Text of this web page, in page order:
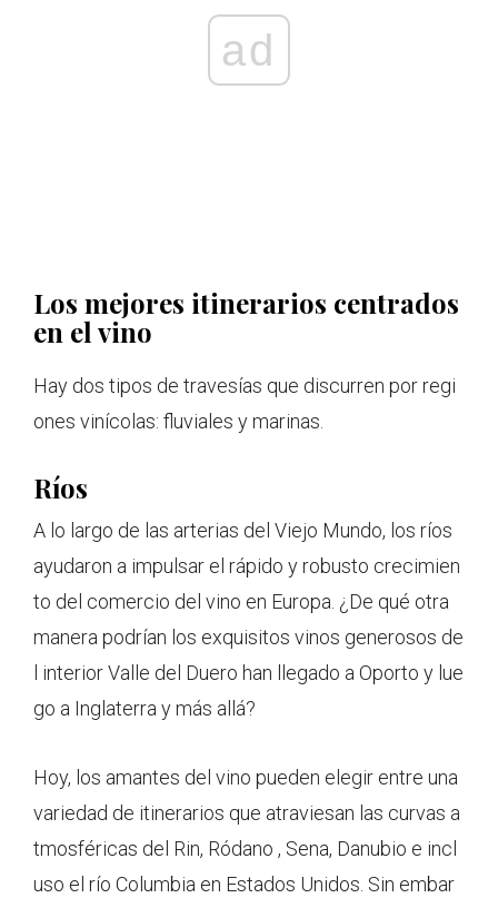
ad
Los mejores itinerarios centrados
en el vino
Hay dos tipos de travesías que discurren por regi
ones vinícolas: fluviales y marinas.
Ríos
A lo largo de las arterias del Viejo Mundo, los ríos
ayudaron a impulsar el rápido y robusto crecimien
to del comercio del vino en Europa. ¿De qué otra
manera podrían los exquisitos vinos generosos de
l interior Valle del Duero han llegado a Oporto y lue
go a Inglaterra y más allá?
Hoy, los amantes del vino pueden elegir entre una
variedad de itinerarios que atraviesan las curvas a
tmosféricas del Rin, Ródano , Sena, Danubio e incl
uso el río Columbia en Estados Unidos. Sin embar